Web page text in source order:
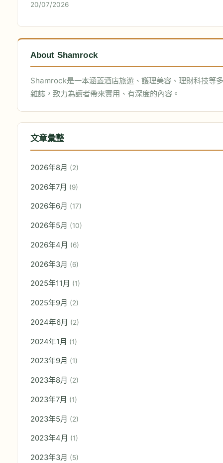
20/07/2026
About Shamrock
Shamrock是一本涵蓋酒店旅遊、護理美容、理財科技等
雜誌，致力為讀者帶來實用、有深度的內容。
文章彙整
2026年8月 (2)
2026年7月 (9)
2026年6月 (17)
2026年5月 (10)
2026年4月 (6)
2026年3月 (6)
2025年11月 (1)
2025年9月 (2)
2024年6月 (2)
2024年1月 (1)
2023年9月 (1)
2023年8月 (2)
2023年7月 (1)
2023年5月 (2)
2023年4月 (1)
2023年3月 (5)